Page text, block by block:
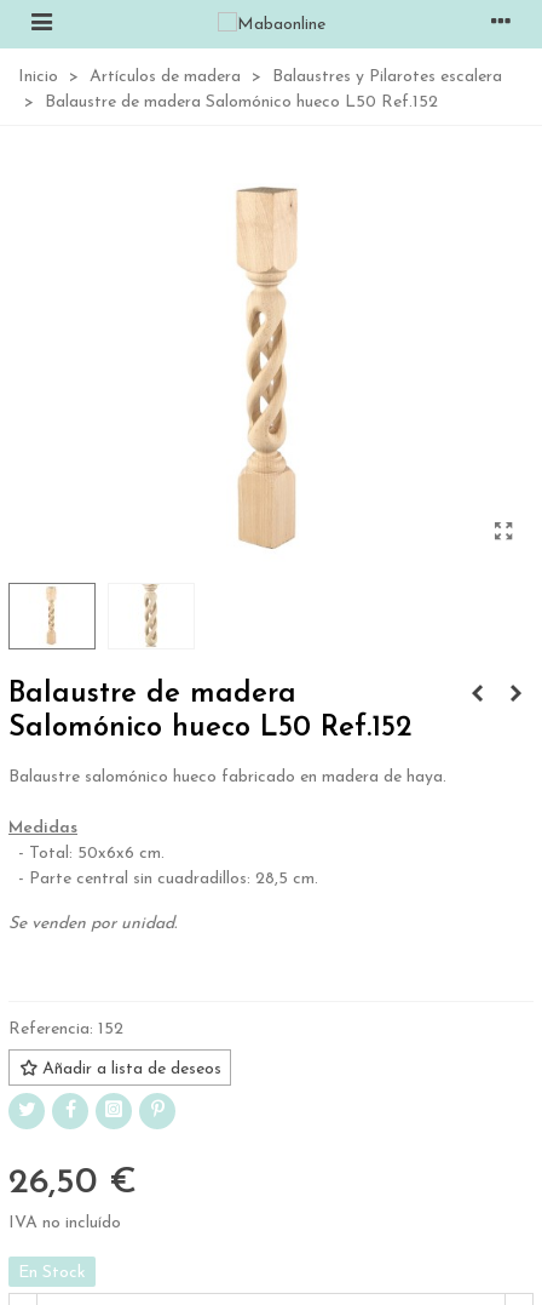
Inicio > Artículos de madera >
Balaustres y Pilarotes escalera
>
Balaustre de madera Salomónico hueco L50 Ref.152
Balaustre de madera
Salomónico hueco L50 Ref.152
Balaustre salomónico hueco fabricado en madera de haya.
Medidas
- Total: 50x6x6 cm.
- Parte central sin cuadradillos: 28,5 cm.
Se venden por unidad.
Referencia: 152
Añadir a lista de deseos
26,50 €
IVA no incluído
En Stock